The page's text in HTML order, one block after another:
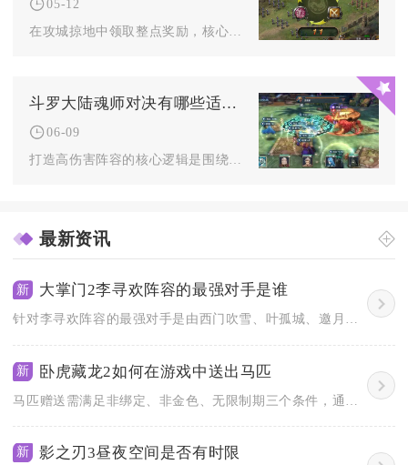
05-12
斗罗大陆魂师对决有哪些适合高伤害的阵容
06-09
最新资讯
新 大掌门2李寻欢阵容的最强对手是谁
针对李寻欢阵容的最强对手是由西门吹雪、叶孤城、邀月、怜星、无...
新 卧虎藏龙2如何在游戏中送出马匹
新 影之刃3昼夜空间是否有时限